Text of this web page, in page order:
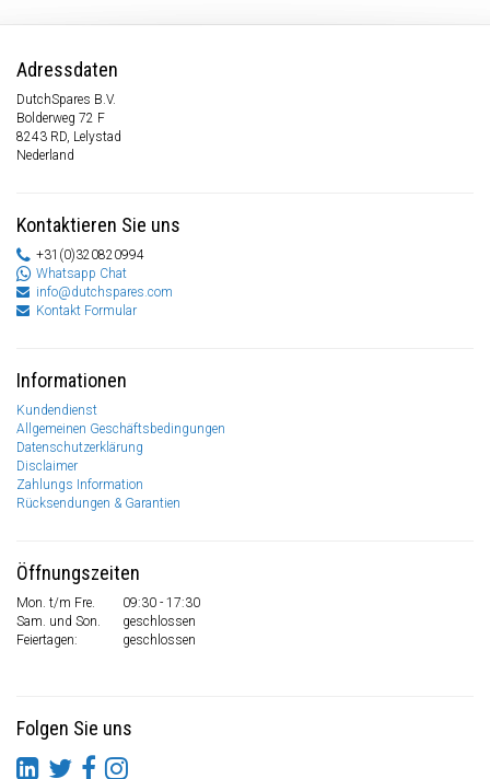
Adressdaten
DutchSpares B.V.
Bolderweg 72 F
8243 RD, Lelystad
Nederland
Kontaktieren Sie uns
+31(0)320820994
Whatsapp Chat
info@dutchspares.com
Kontakt Formular
Informationen
Kundendienst
Allgemeinen Geschäftsbedingungen
Datenschutzerklärung
Disclaimer
Zahlungs Information
Rücksendungen & Garantien
Öffnungszeiten
Mon. t/m Fre.
09:30 - 17:30
Sam. und Son.
geschlossen
Feiertagen:
geschlossen
Folgen Sie uns